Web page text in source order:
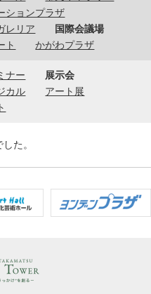
ションプラザ
レリア
国際会議場
ト
かがわプラザ
ナー
展示会
カル
アート展
た。